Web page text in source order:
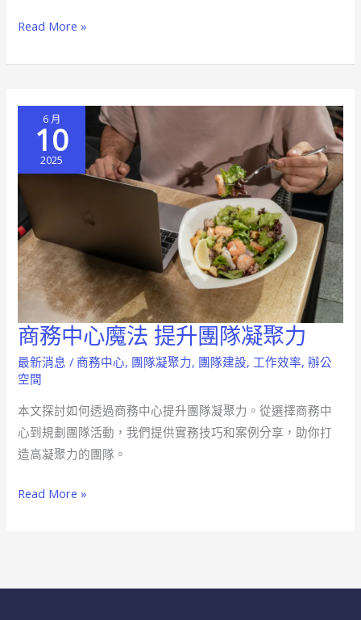
力
Read More »
6 月
10
2025
商務中心魔法 提升團隊凝聚力
最新消息 / 商務中心, 團隊凝聚力, 團隊建設, 工作效率,辦公
空間
本文探討如何透過商務中心提升團隊凝聚力。從選擇商務中
心到規劃團隊活動，我們提供實務技巧和案例分享，助你打
造高凝聚力的團隊。
商
務
中
魔
法
提
力
Read More »